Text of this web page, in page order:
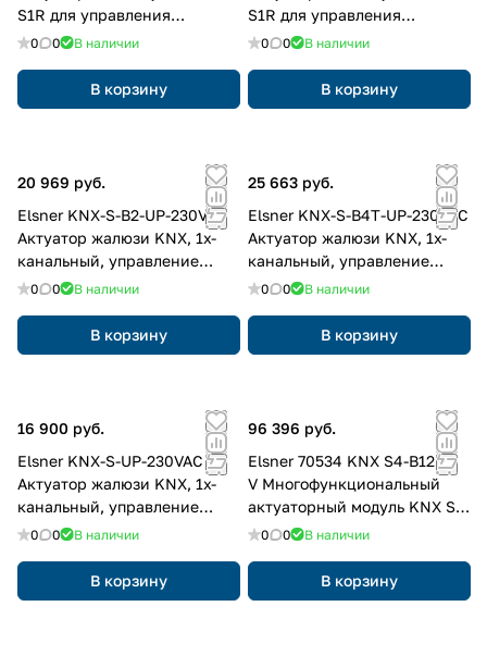
S1R для управления
электромоторами 220В~,
0 0 В наличии
В корзину
S1R для управления
электромоторами 220В~,
0 0 В наличии
В корзину
20 969 руб.
Elsner KNX-S-B2-UP-230VAC
Актуатор жалюзи KNX, 1х-
канальный, управление
230В~
0 0 В наличии
В корзину
25 663 руб.
Elsner KNX-S-B4T-UP-230VAC
Актуатор жалюзи KNX, 1х-
канальный, управление
230В~
0 0 В наличии
В корзину
16 900 руб.
Elsner KNX-S-UP-230VAC
Актуатор жалюзи KNX, 1х-
канальный, управление
230В~
0 0 В наличии
В корзину
96 396 руб.
Elsner 70534 KNX S4-B12 24
V Многофункциональный
актуаторный модуль KNX S4
для управления
4х-канальный
0 0 В наличии
В корзину